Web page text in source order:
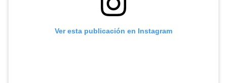
Ver esta publicación en Instagram